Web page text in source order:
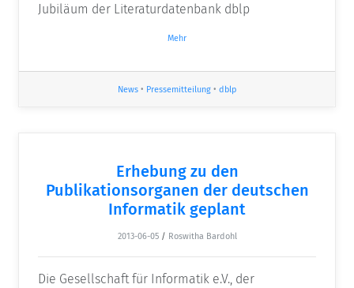
Jubiläum der Literaturdatenbank dblp
Mehr
News • Pressemitteilung • dblp
Erhebung zu den
Publikationsorganen der deutschen
Informatik geplant
2013-06-05 / Roswitha Bardohl
Die Gesellschaft für Informatik e.V., der